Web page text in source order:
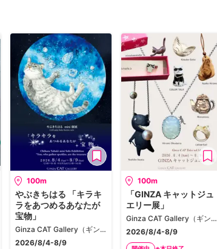
100m
やぶきちはる 「キラキ
ラをあつめるあなたが
宝物」
Ginza CAT Gallery（ギンザ キャット ギャラリー）
2026/8/4-8/9
100m
「GINZA キャットジュ
エリー展」
Ginza CAT Gallery（ギンザ キャット ギャラリー）
2026/8/4-8/9